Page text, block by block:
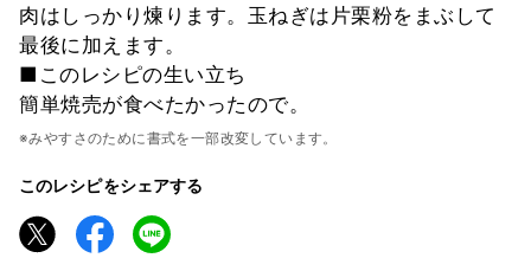
肉はしっかり煉ります。玉ねぎは片栗粉をまぶして
最後に加えます。
■このレシピの生い立ち
簡単焼売が食べたかったので。
※みやすさのために書式を一部改変しています。
このレシピをシェアする